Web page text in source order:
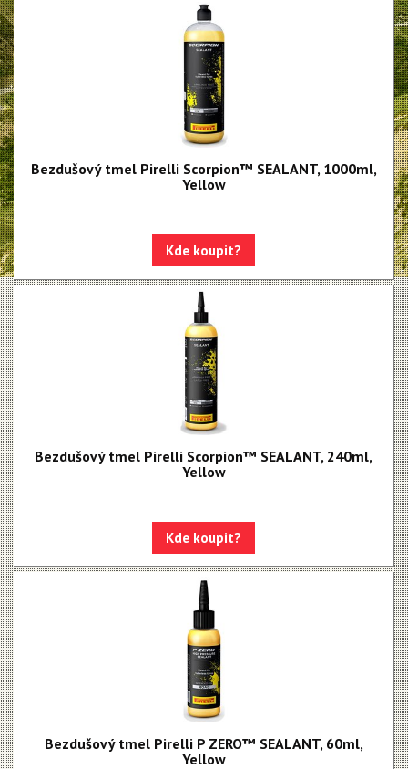
Bezdušový tmel Pirelli Scorpion™ SEALANT, 1000ml,
Yellow
Kde koupit?
Bezdušový tmel Pirelli Scorpion™ SEALANT, 240ml,
Yellow
Kde koupit?
Bezdušový tmel Pirelli P ZERO™ SEALANT, 60ml,
Yellow